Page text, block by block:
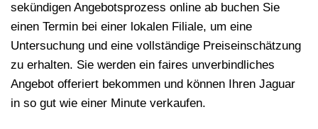
sekündigen Angebotsprozess online ab buchen Sie
einen Termin bei einer lokalen Filiale, um eine
Untersuchung und eine vollständige Preiseinschätzung
zu erhalten. Sie werden ein faires unverbindliches
Angebot offeriert bekommen und können Ihren Jaguar
in so gut wie einer Minute verkaufen.